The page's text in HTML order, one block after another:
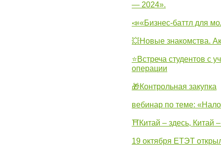
— 2024».
📣«Бизнес-баттл для
💥Новые знакомства.
⭐Встреча студентов с
операции
🎁Контрольная закупка
вебинар по теме:
⛩Китай – здесь, Китай
19 октября ЕТЭТ